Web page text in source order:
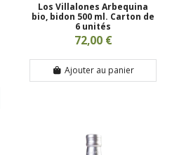
Los Villalones Arbequina
bio, bidon 500 ml. Carton de
6 unités
72,00 €
Ajouter au panier